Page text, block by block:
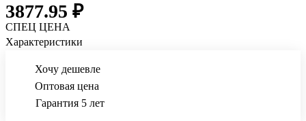
3877.95 ₽
СПЕЦ ЦЕНА
Характеристики
Хочу дешевле
Оптовая цена
Гарантия 5 лет